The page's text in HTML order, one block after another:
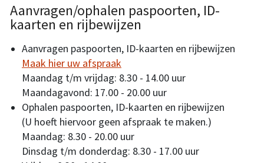
Aanvragen/ophalen paspoorten, ID-
kaarten en rijbewijzen
Aanvragen paspoorten, ID-kaarten en rijbewijzen
Maak hier uw afspraak
Maandag t/m vrijdag: 8.30 - 14.00 uur
Maandagavond: 17.00 - 20.00 uur
Ophalen paspoorten, ID-kaarten en rijbewijzen
(U hoeft hiervoor geen afspraak te maken.)
Maandag: 8.30 - 20.00 uur
Dinsdag t/m donderdag: 8.30 - 17.00 uur